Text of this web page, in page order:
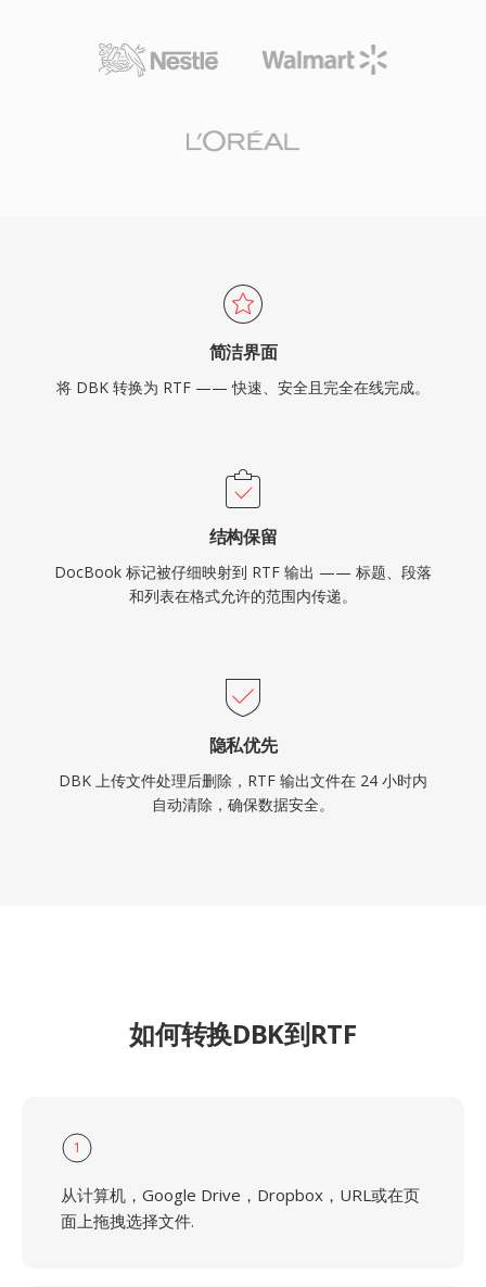
简洁界面
将 DBK 转换为 RTF —— 快速、安全且完全在线完成。
结构保留
DocBook 标记被仔细映射到 RTF 输出 —— 标题、段落
和列表在格式允许的范围内传递。
隐私优先
DBK 上传文件处理后删除，RTF 输出文件在 24 小时内
自动清除，确保数据安全。
如何转换DBK到RTF
1
从计算机，Google Drive，Dropbox，URL或在页
面上拖拽选择文件.